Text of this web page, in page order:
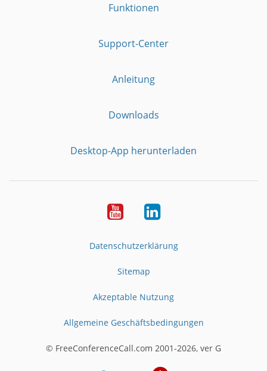
Funktionen
Support-Center
Anleitung
Downloads
Desktop-App herunterladen
YouTubeLinkedIn
Datenschutzerklärung
Sitemap
Akzeptable Nutzung
Allgemeine Geschäftsbedingungen
© FreeConferenceCall.com 2001-2026, ver G